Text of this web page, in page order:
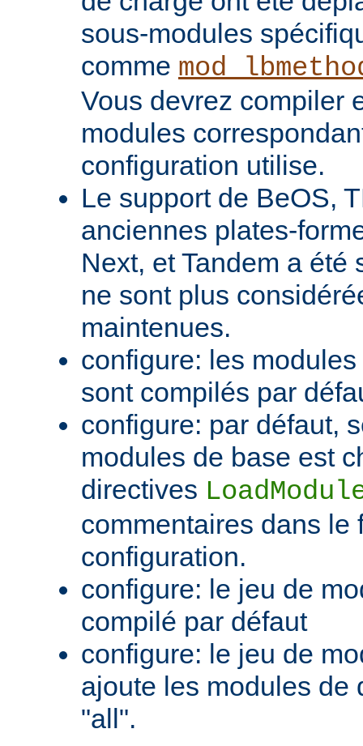
sous-modules
comme
Vous devrez compiler
modules
configuration utilise.
Le support de BeOS,
anciennes plates-
Next, et Tandem a été
ne sont plus
maintenues.
configure: les
sont compilés par
configure: par défaut,
modules de base est
directives
commentaires dans le
configuration.
configure: le jeu de
compilé par défaut
configure: le jeu de
ajoute les modules de
"all".